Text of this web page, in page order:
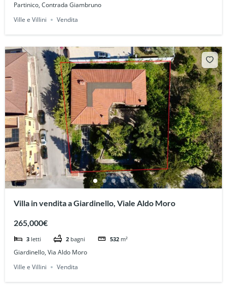
Partinico, Contrada Giambruno
Ville e Villini
Vendita
Villa in vendita a Giardinello, Viale Aldo Moro
265,000€
3 letti 2 bagni 532 m²
Giardinello, Via Aldo Moro
Ville e Villini
Vendita